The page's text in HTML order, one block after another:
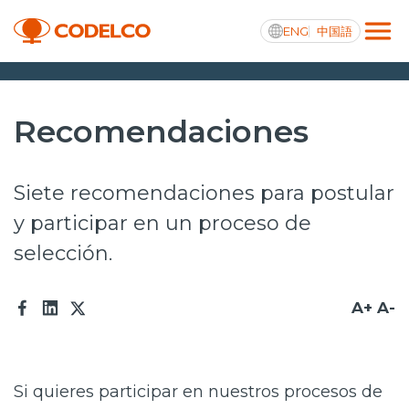
ENG 中国語
Transparencia activa
Nosotros
Operaciones
Sustentabilidad
Inversionistas
Recomendaciones
Siete recomendaciones para postular
y participar en un proceso de
selección.
A+ A-
Si quieres participar en nuestros procesos de